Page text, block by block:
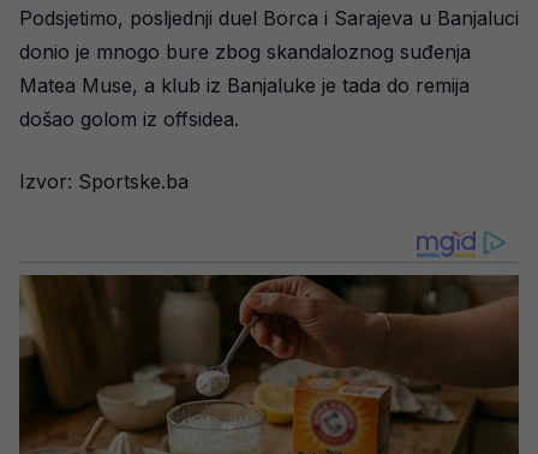
Podsjetimo, posljednji duel Borca i Sarajeva u Banjaluci
donio je mnogo bure zbog skandaloznog suđenja
Matea Muse, a klub iz Banjaluke je tada do remija
došao golom iz offsidea.
Izvor: Sportske.ba